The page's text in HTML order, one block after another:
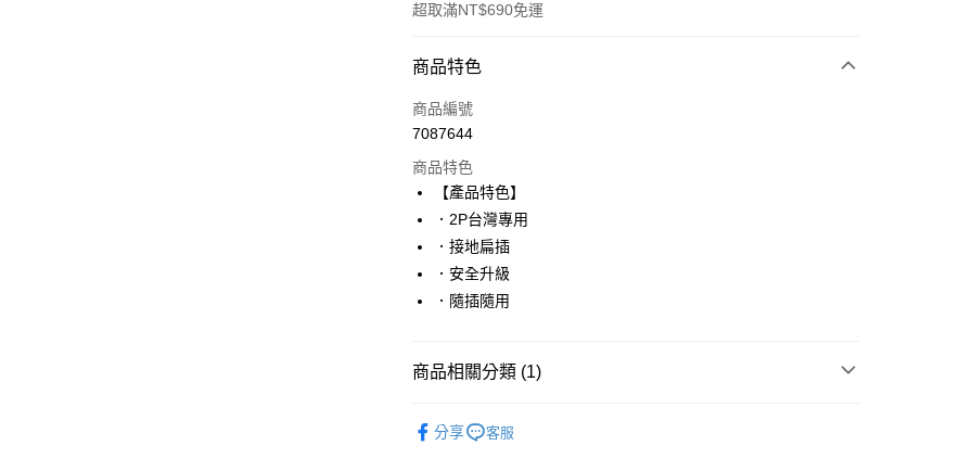
超取滿NT$690免運
付款方式
信用卡一次付款
LINE Pay
Apple Pay
街口支付
悠遊付
商品特色
商品編號
7087644
商品特色
【產品特色】
．2P台灣專用
．接地扁插
．安全升級
．隨插隨用
商品相關分類 (1)
分享
客服